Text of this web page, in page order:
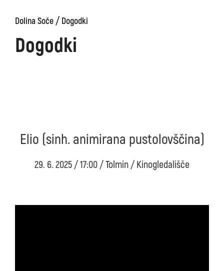
Dolina Soče/Dogodki
Dogodki
Elio (sinh. animirana pustolovščina)
29. 6. 2025 / 17:00 / Tolmin / Kinogledališče